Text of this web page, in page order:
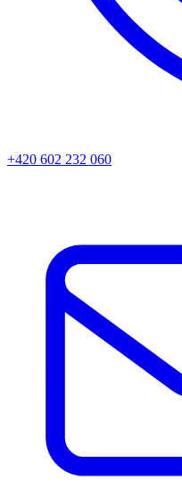
+420 602 232 060